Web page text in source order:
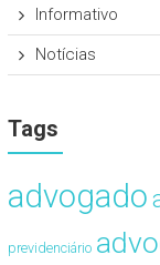
Informativo
Notícias
Tags
advogado
previdenciário